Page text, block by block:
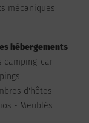
mécaniques
hébergements
camping-car
d'hôtes
- Meublés